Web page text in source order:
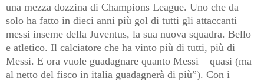
una mezza dozzina di Champions League. Uno che da
solo ha fatto in dieci anni più gol di tutti gli attaccanti
messi inseme della Juventus, la sua nuova squadra. Bello
e atletico. Il calciatore che ha vinto più di tutti, più di
Messi. E ora vuole guadagnare quanto Messi – quasi (ma
al netto del fisco in italia guadagnerà di più”). Con i